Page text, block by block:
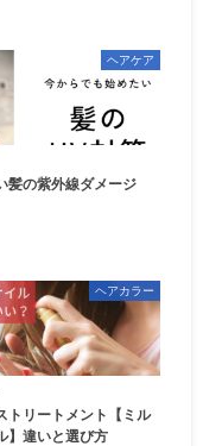
ヘアケア
髪の紫外線ダメージ
ヘアカラー
トリートメント【ミル
】違いと選び方